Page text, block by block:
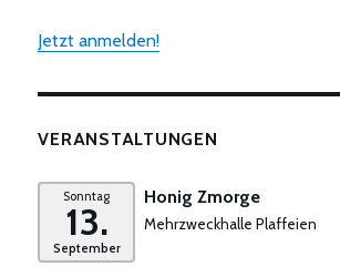
Jetzt anmelden!
VERANSTALTUNGEN
Sonntag
13.
September
Honig Zmorge
Mehrzweckhalle Plaffeien